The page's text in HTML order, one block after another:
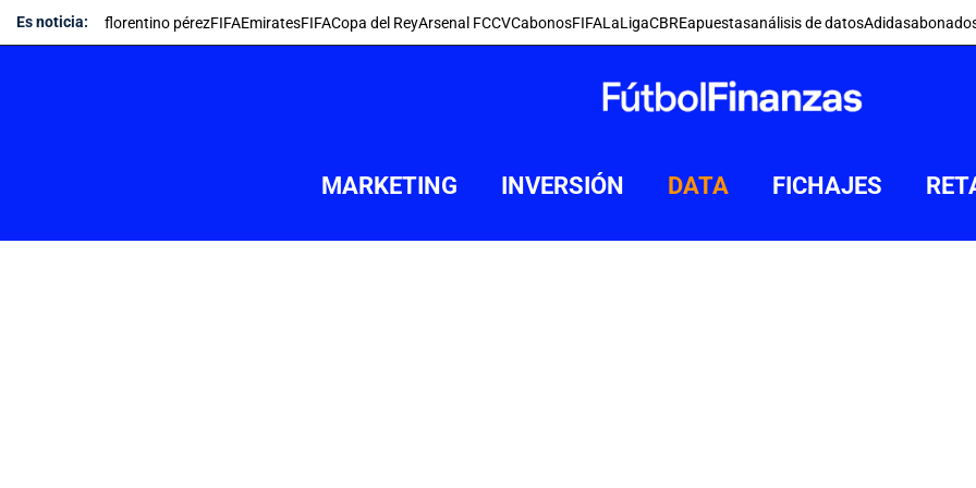
Saltar
al
Es noticia: florentino pérezFIFAEmiratesFIFACopa del ReyArsenal FCCVCabonosFIFALaLigaCBREapuestasanálisis de datosAdidas
MARKETING INVERSIÓN DATA FICHAJES